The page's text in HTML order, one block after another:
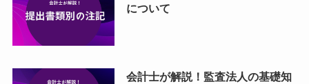
について
会計士が解説！監査法人の基礎知